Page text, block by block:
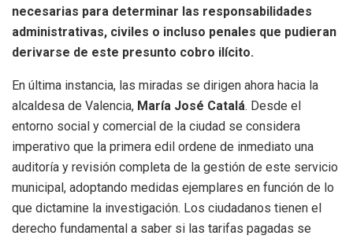
necesarias para determinar las responsabilidades
administrativas, civiles o incluso penales que pudieran
derivarse de este presunto cobro ilícito.
En última instancia, las miradas se dirigen ahora hacia la
alcaldesa de Valencia, María José Catalá. Desde el
entorno social y comercial de la ciudad se considera
imperativo que la primera edil ordene de inmediato una
auditoría y revisión completa de la gestión de este servicio
municipal, adoptando medidas ejemplares en función de lo
que dictamine la investigación. Los ciudadanos tienen el
derecho fundamental a saber si las tarifas pagadas se